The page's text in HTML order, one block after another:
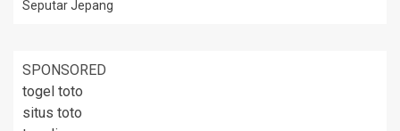
Seputar Jepang
SPONSORED
togel toto
situs toto